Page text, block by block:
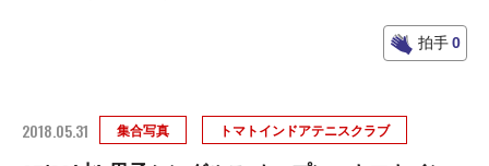
拍手0
2018.05.31 集合写真 トマトインドアテニスクラブ